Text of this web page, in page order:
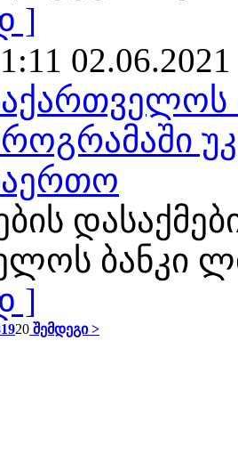
]
02.06.2021
ბანკი
]
1920 შემდეგი >